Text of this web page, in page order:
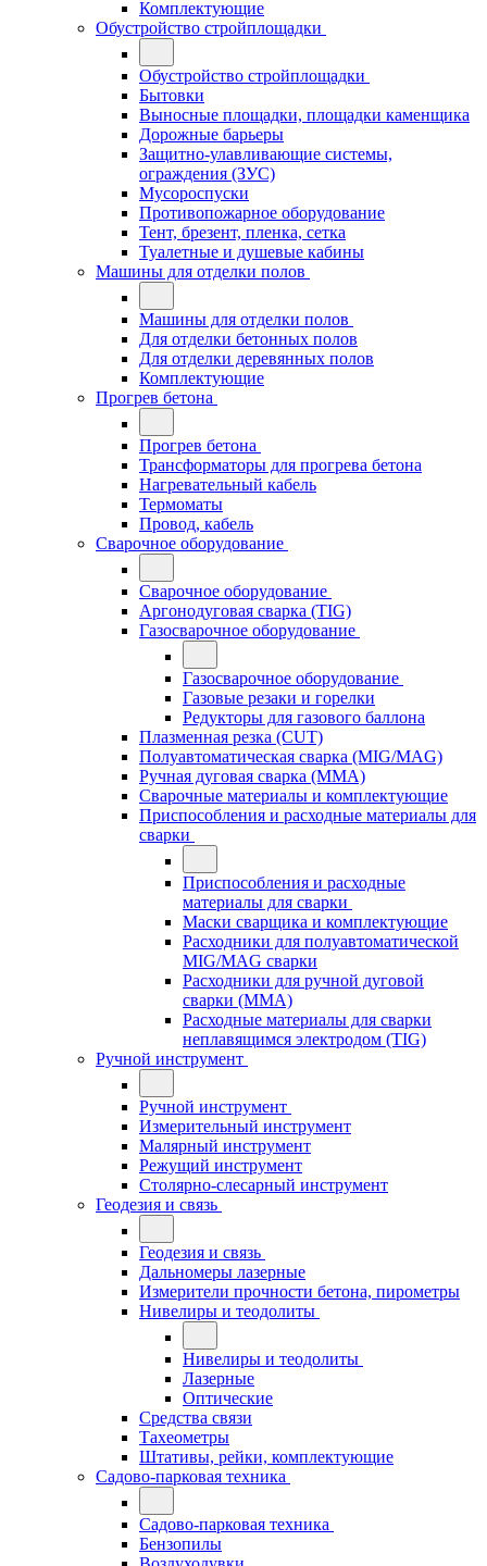
Комплектующие
Обустройство стройплощадки
Обустройство стройплощадки
Бытовки
Выносные площадки, площадки каменщика
Дорожные барьеры
Защитно-улавливающие системы,
ограждения (ЗУС)
Мусороспуски
Противопожарное оборудование
Тент, брезент, пленка, сетка
Туалетные и душевые кабины
Машины для отделки полов
Машины для отделки полов
Для отделки бетонных полов
Для отделки деревянных полов
Комплектующие
Прогрев бетона
Прогрев бетона
Трансформаторы для прогрева бетона
Нагревательный кабель
Термоматы
Провод, кабель
Сварочное оборудование
Сварочное оборудование
Аргонодуговая сварка (TIG)
Газосварочное оборудование
Газосварочное оборудование
Газовые резаки и горелки
Редукторы для газового баллона
Плазменная резка (CUT)
Полуавтоматическая сварка (MIG/MAG)
Ручная дуговая сварка (MMA)
Сварочные материалы и комплектующие
Приспособления и расходные материалы для
сварки
Приспособления и расходные
материалы для сварки
Маски сварщика и комплектующие
Расходники для полуавтоматической
MIG/MAG сварки
Расходники для ручной дуговой
сварки (MMA)
Расходные материалы для сварки
неплавящимся электродом (TIG)
Ручной инструмент
Ручной инструмент
Измерительный инструмент
Малярный инструмент
Режущий инструмент
Столярно-слесарный инструмент
Геодезия и связь
Геодезия и связь
Дальномеры лазерные
Измерители прочности бетона, пирометры
Нивелиры и теодолиты
Нивелиры и теодолиты
Лазерные
Оптические
Средства связи
Тахеометры
Штативы, рейки, комплектующие
Садово-парковая техника
Садово-парковая техника
Бензопилы